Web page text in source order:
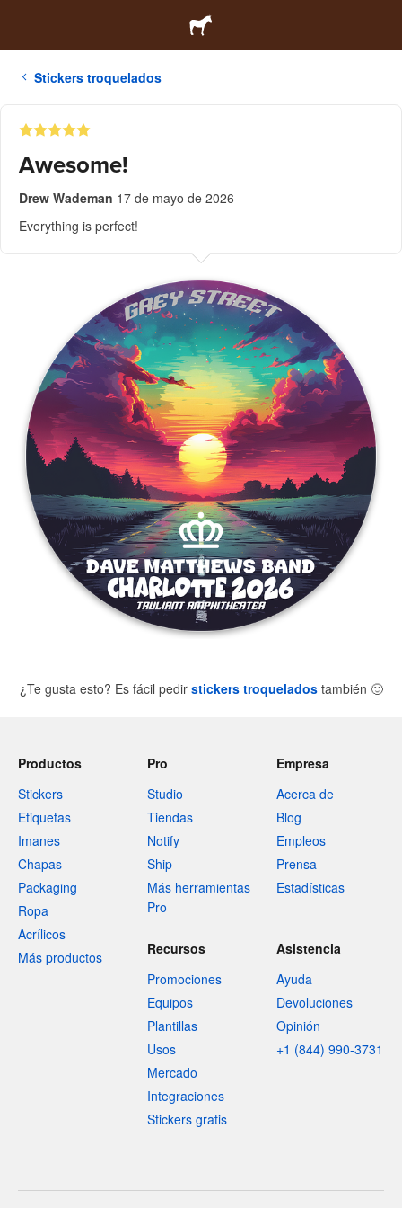
Stickers troquelados
Awesome!
Drew Wademan 17 de mayo de 2026
Everything is perfect!
¿Te gusta esto? Es fácil pedir stickers troqueladostambién 🙂
Productos
Stickers
Etiquetas
Imanes
Chapas
Packaging
Ropa
Acrílicos
Más productos
Pro
Studio
Tiendas
Notify
Ship
Más herramientas
Pro
Empresa
Acerca de
Blog
Empleos
Prensa
Estadísticas
Recursos
Promociones
Equipos
Plantillas
Usos
Mercado
Integraciones
Stickers gratis
Asistencia
Ayuda
Devoluciones
Opinión
+1 (844) 990-3731